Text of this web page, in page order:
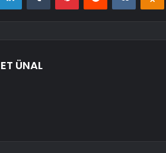
ÜNAL